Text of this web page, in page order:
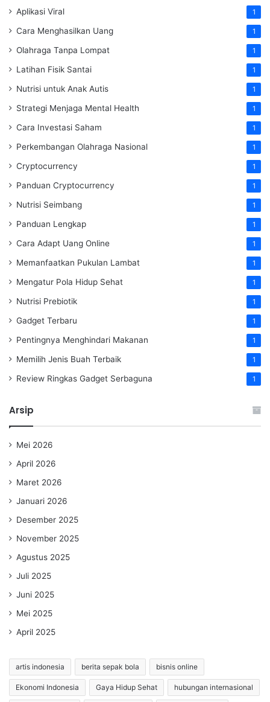
Aplikasi Viral 1
Cara Menghasilkan Uang 1
Olahraga Tanpa Lompat 1
Latihan Fisik Santai 1
Nutrisi untuk Anak Autis 1
Strategi Menjaga Mental Health 1
Cara Investasi Saham 1
Perkembangan Olahraga Nasional 1
Cryptocurrency 1
Panduan Cryptocurrency 1
Nutrisi Seimbang 1
Panduan Lengkap 1
Cara Adapt Uang Online 1
Memanfaatkan Pukulan Lambat 1
Mengatur Pola Hidup Sehat 1
Nutrisi Prebiotik 1
Gadget Terbaru 1
Pentingnya Menghindari Makanan 1
Memilih Jenis Buah Terbaik 1
Review Ringkas Gadget Serbaguna 1
Arsip
Mei 2026
April 2026
Maret 2026
Januari 2026
Desember 2025
November 2025
Agustus 2025
Juli 2025
Juni 2025
Mei 2025
April 2025
artis indonesia berita sepak bola bisnis online
Ekonomi Indonesia Gaya Hidup Sehat hubungan internasional